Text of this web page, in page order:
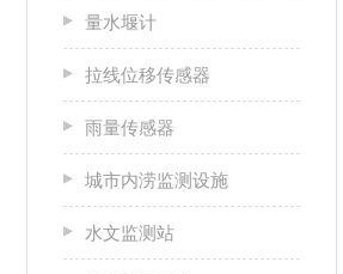
量水堰计
拉线位移传感器
雨量传感器
城市内涝监测设施
水文监测站